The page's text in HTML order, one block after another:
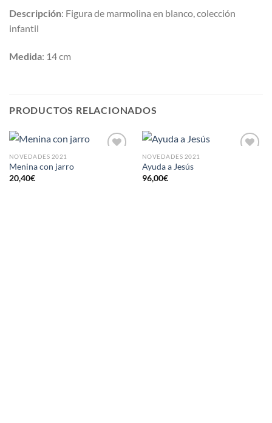
Descripción: Figura de marmolina en blanco, colección
infantil
Medida: 14 cm
PRODUCTOS RELACIONADOS
NOVEDADES 2021
Menina con jarro
20,40€
NOVEDADES 2021
Ayuda a Jesús
96,00€